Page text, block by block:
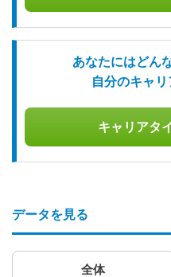
あなたにはどん
自分のキャ
キャリアタ
データを見る
全体